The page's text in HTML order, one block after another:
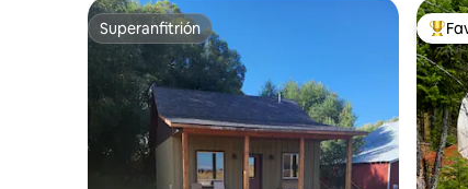
Superanfitrión
Superanfitrión